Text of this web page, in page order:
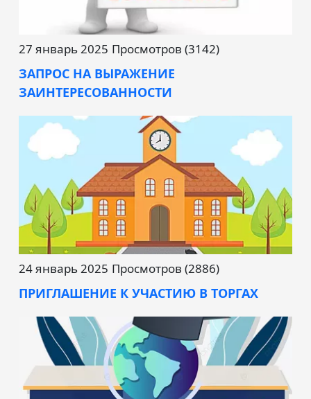
27 январь 2025 Просмотров (3142)
ЗАПРОС НА ВЫРАЖЕНИЕ
ЗАИНТЕРЕСОВАННОСТИ
24 январь 2025 Просмотров (2886)
ПРИГЛАШЕНИЕ К УЧАСТИЮ В ТОРГАХ